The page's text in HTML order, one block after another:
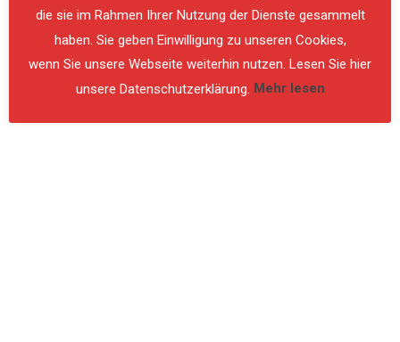
die sie im Rahmen Ihrer Nutzung der Dienste gesammelt
haben. Sie geben Einwilligung zu unseren Cookies,
wenn Sie unsere Webseite weiterhin nutzen. Lesen Sie hier
unsere Datenschutzerklärung.
Mehr lesen